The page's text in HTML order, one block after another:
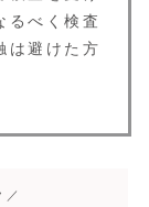
るべく検査
は避けた方
／